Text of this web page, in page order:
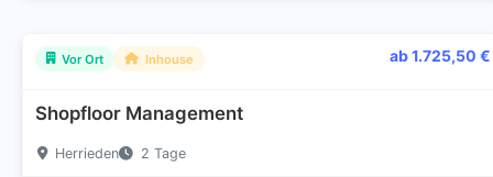
Vor Ort Inhouse ab 1.725,50 €
Shopfloor Management
Herrieden 2 Tage